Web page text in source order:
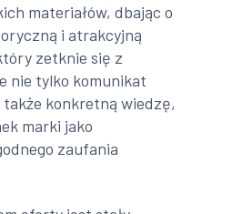
materiałów, dbając o
i atrakcyjną
zetknie się z
nie tylko komunikat
konkretną wiedzę,
marki jako
zaufania